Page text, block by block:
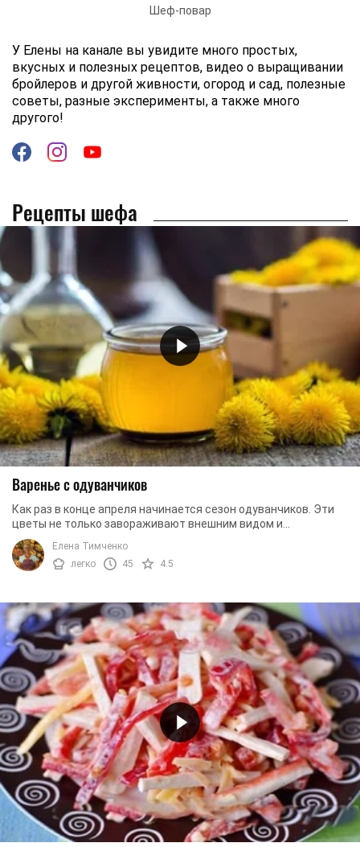
Шеф-повар
У Елены на канале вы увидите много простых,
вкусных и полезных рецептов, видео о выращивании
бройлеров и другой живности, огород и сад, полезные
советы, разные эксперименты, а также много
другого!
Рецепты шефа
Варенье с одуванчиков
Как раз в конце апреля начинается сезон одуванчиков. Эти
цветы не только завораживают внешним видом и
невероятным ароматом, но считаются весьма ...
Елена Тимченко
легко
45 4.5